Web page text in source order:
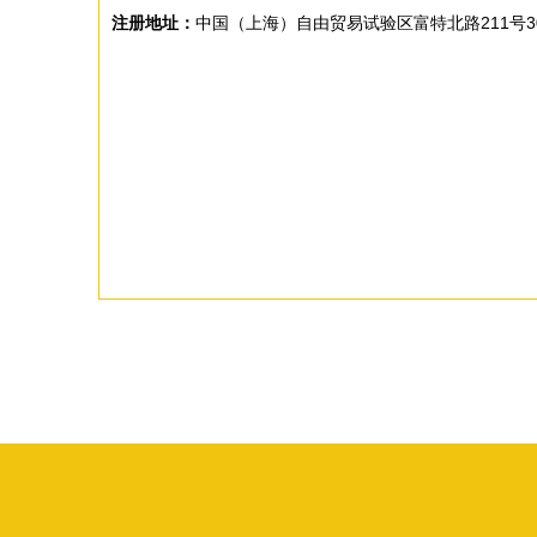
注册地址： 中国（上海）自由贸易试验区富特北路211号